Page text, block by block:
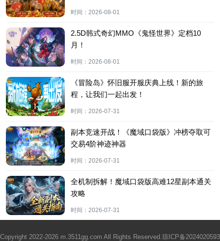
时间： 2026-08-01
2.5D韩式奇幻MMO《鬼怪世界》定档10
月！
时间： 2026-08-01
《冒险岛》怀旧服开服庆典上线！新的旅
程，让我们一起出发！
时间： 2026-07-31
副本竞速开战！《魔域口袋版》冲榜夺取可
交易4阶神迹神器
时间： 2026-07-31
全机制拆解！魔域口袋版高难12星副本通关
攻略
时间： 2026-07-31
Copyright 2022-2026 m.3511gg.com All Rights Reserved. 琼ICP备2024020593